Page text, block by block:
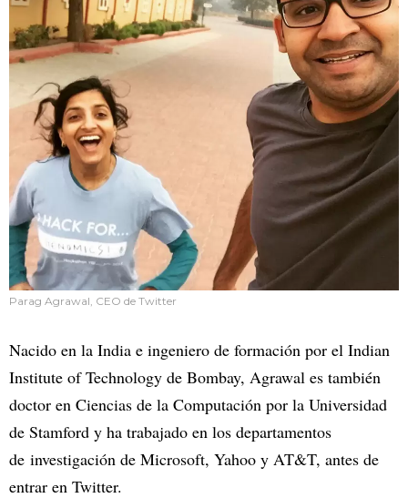
Parag Agrawal, CEO de Twitter
Nacido en la India e ingeniero de formación por el Indian
Institute of Technology de Bombay, Agrawal es también
doctor en Ciencias de la Computación por la Universidad
de Stamford y ha trabajado en los departamentos
de investigación de Microsoft, Yahoo y AT&T, antes de
entrar en Twitter.